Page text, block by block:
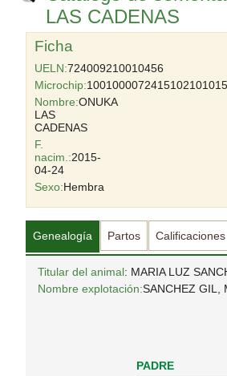
LAS CADENAS
Ficha
UELN:724009210010456
Microchip:
Nombre:ONUKA
LAS
CADENAS
F.
nacim.:2015-
04-24
Sexo:Hembra
Genealogía Partos Calificaciones
Titular del animal: MARIA LUZ
Nombre explotación:SANCHEZ GIL,
PADRE